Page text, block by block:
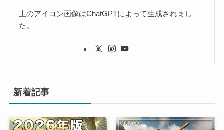
上のアイコン画像はChatGPTによって生成されまし
た。
新着記事